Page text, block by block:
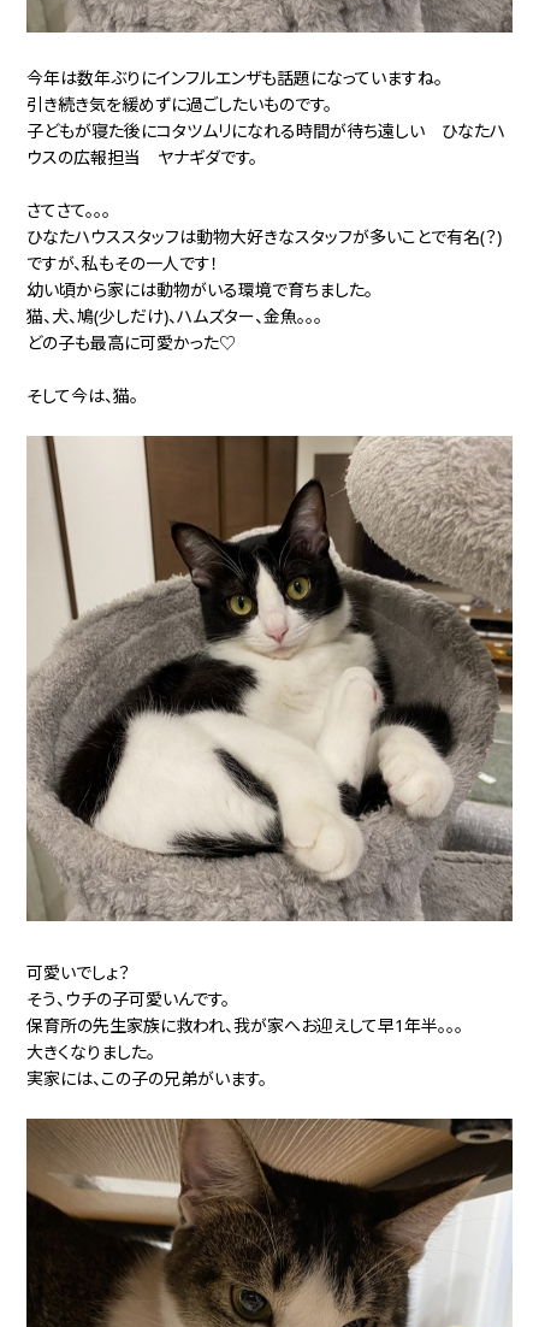
今年は数年ぶりにインフルエンザも話題になっていますね。
引き続き気を緩めずに過ごしたいものです。
子どもが寝た後にコタツムリになれる時間が待ち遠しい ひなたハ
ウスの広報担当 ヤナギダです。
さてさて。。。
ひなたハウススタッフは動物大好きなスタッフが多いことで有名(？)
ですが、私もその一人です！
幼い頃から家には動物がいる環境で育ちました。
猫、犬、鳩(少しだけ)、ハムズター、金魚。。。
どの子も最高に可愛かった♡
そして今は、猫。
可愛いでしょ？
そう、ウチの子可愛いんです。
保育所の先生家族に救われ、我が家へお迎えして早1年半。。。
大きくなりました。
実家には、この子の兄弟がいます。